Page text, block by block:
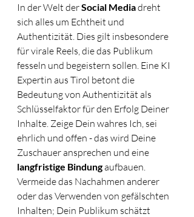
In der Welt der Social Media dreht
sich alles um Echtheit und
Authentizität. Dies gilt insbesondere
für virale Reels, die das Publikum
fesseln und begeistern sollen. Eine KI
Expertin aus Tirol betont die
Bedeutung von Authentizität als
Schlüsselfaktor für den Erfolg Deiner
Inhalte. Zeige Dein wahres Ich, sei
ehrlich und offen - das wird Deine
Zuschauer ansprechen und eine
langfristige Bindung aufbauen.
Vermeide das Nachahmen anderer
oder das Verwenden von gefälschten
Inhalten; Dein Publikum schätzt